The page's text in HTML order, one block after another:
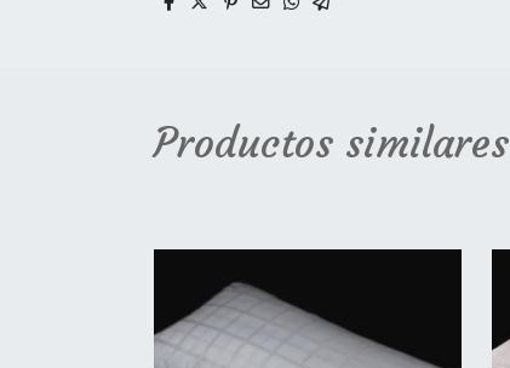
Productos similares